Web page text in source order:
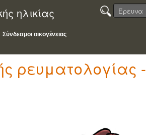
ηλικίας
Σύνδεσμοι οικογένειας
ρευματολογίας -